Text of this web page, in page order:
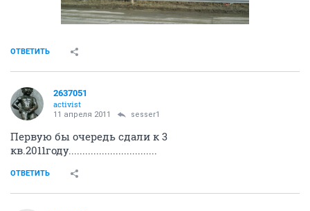
ОТВЕТИТЬ
2637051
activist
11 апреля 2011 sesser1
Первую бы очередь сдали к 3
кв.2011году................................
ОТВЕТИТЬ